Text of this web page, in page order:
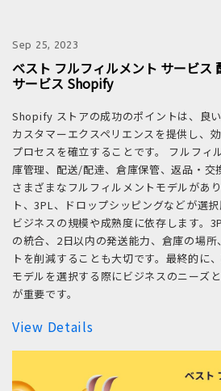
Sep 25, 2023
ベスト フルフィルメント サービス
サービス Shopify
Shopify ストアの成功のポイントは、良
カスタマーエクスペリエンスを提供し、
プロセスを確立することです。 フルフィ
庫管理、配送/配達、倉庫保管、返品・交
さまざまなフルフィルメントモデルがあ
ト、3PL、ドロップシッピングなどが選
ビジネスの規模や成熟度に依存します。
の統合、2日以内の発送能力、倉庫の場
トを削減することも大切です。最終的に
モデルを選択する際にビジネスのニーズ
が重要です。
View Details